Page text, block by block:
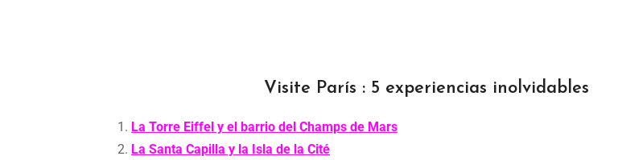
Visite París : 5 experiencias inolvidables
La Torre Eiffel y el barrio del Champs de Mars
La Santa Capilla y la Isla de la Cité